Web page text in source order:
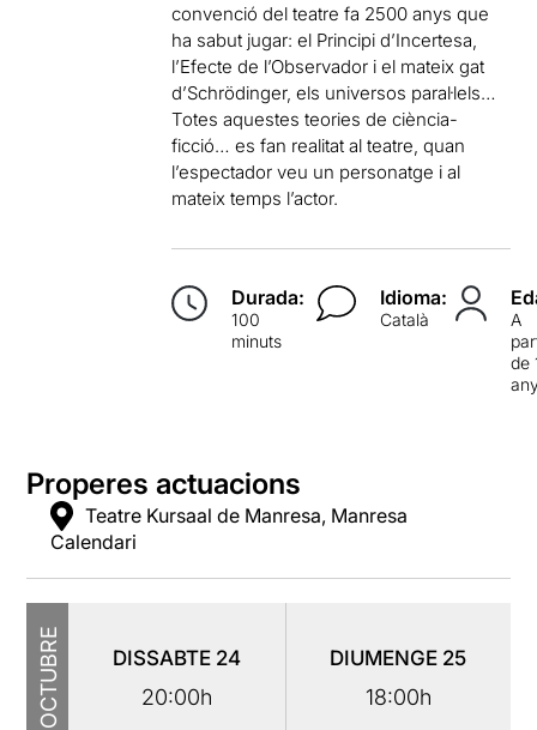
convenció del teatre fa 2500 anys que
ha sabut jugar: el Principi d’Incertesa,
l’Efecte de l’Observador i el mateix gat
d’Schrödinger, els universos paral·lels…
Totes aquestes teories de ciència-
ficció… es fan realitat al teatre, quan
l’espectador veu un personatge i al
mateix temps l’actor.
Durada:
100
minuts
Idioma:
Català
A
de
Properes actuacions
Teatre Kursaal de Manresa, Manresa
Calendari
OCTUBRE DISSABTE 24
20:00h
DIUMENGE 25
18:00h